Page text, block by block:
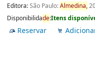
Editora:São Paulo:Almedina,
Disponibilidade:Itens
Reservar